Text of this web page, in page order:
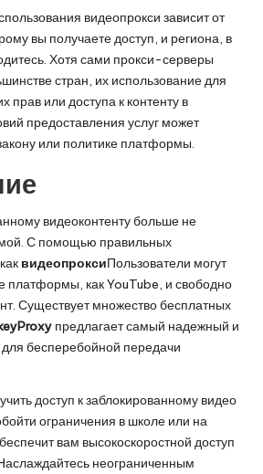
видеопрокси зависит от
вы получаете доступ, и региона, в
Хотя сами прокси-серверы
стран, их использование для
прав или доступа к контенту в
предоставления услуг может
или политике платформы.
видеоконтенту больше не
С помощью правильных
видеопроксиПользователи могут
платформы, как YouTube, и свободно
Существует множество бесплатных
предлагает самый надежный и
бесперебойной передачи
доступ к заблокированному видео
ограничения в школе или на
вам высокоскоростной доступ
неограниченным